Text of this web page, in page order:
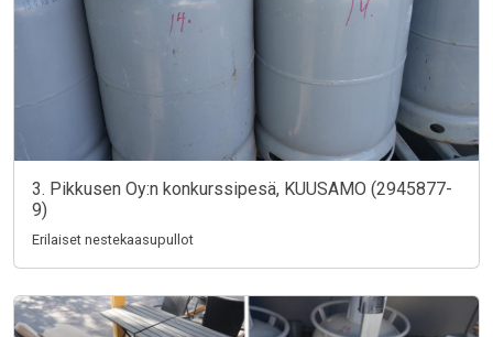
3. Pikkusen Oy:n konkurssipesä, KUUSAMO (2945877-
9)
Erilaiset nestekaasupullot